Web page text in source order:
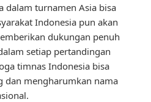
dalam turnamen Asia bisa
Indonesia pun akan
dukungan penuh
setiap pertandingan
timnas Indonesia bisa
dan mengharumkan nama